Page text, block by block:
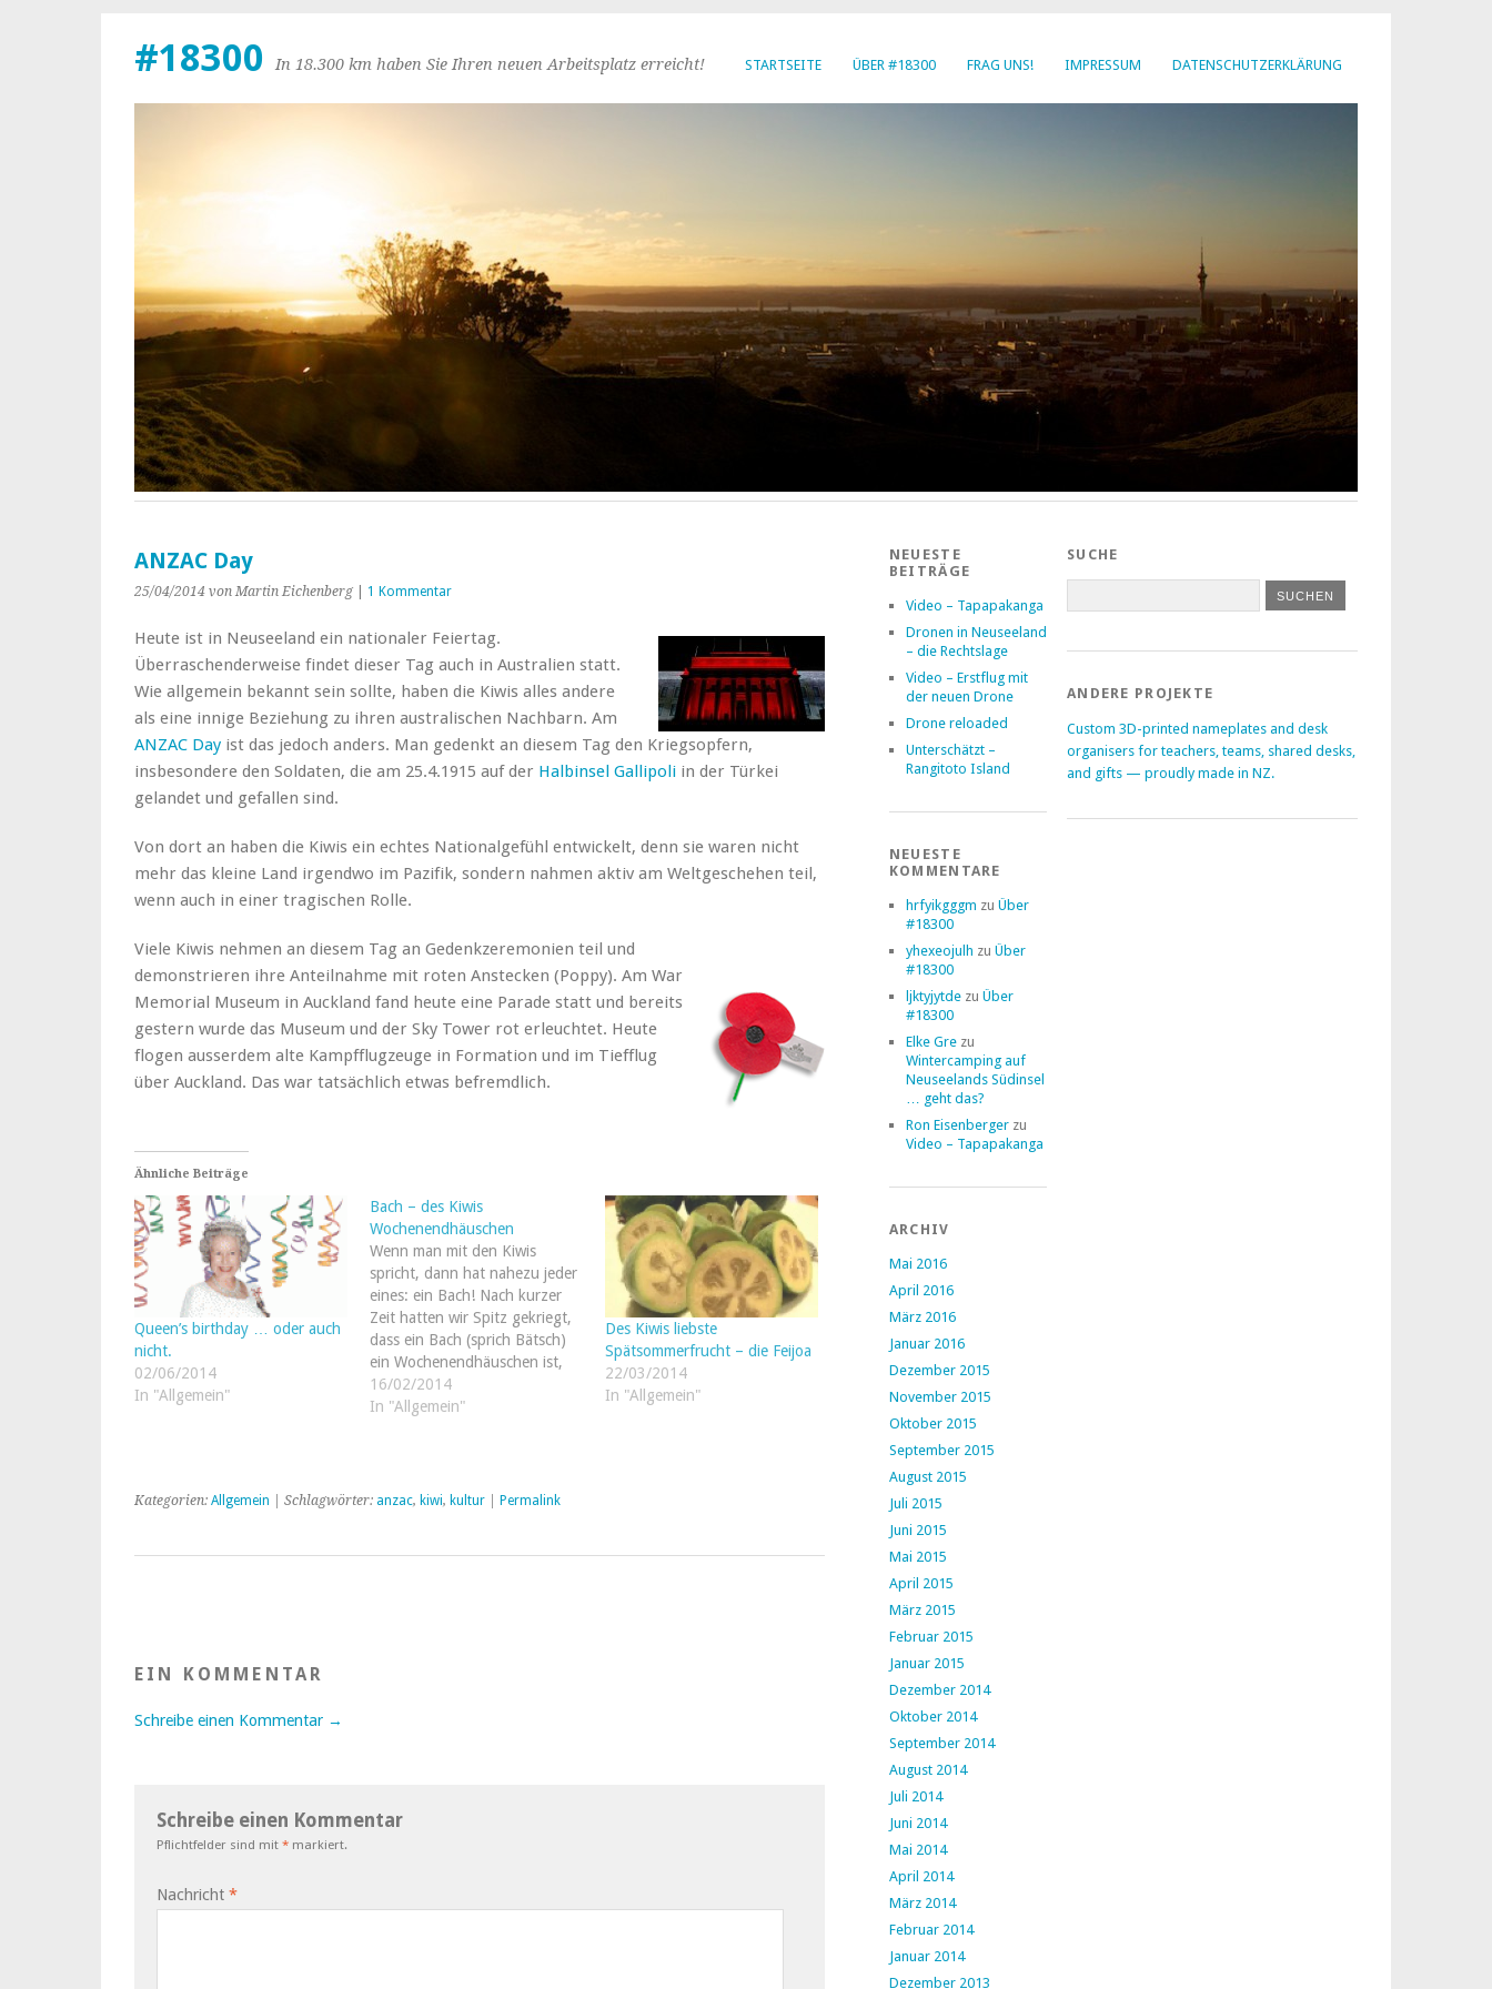
STARTSEITE ÜBER #18300 FRAG UNS! IMPRESSUM DATENSCHUTZERKLÄRUNG
#18300 In 18.300 km haben Sie Ihren neuen Arbeitsplatz erreicht!
ANZAC Day
25/04/2014 von Martin Eichenberg 1 Kommentar
Heute ist in Neuseeland ein nationaler Feiertag.
Überraschenderweise findet dieser Tag auch in Australien statt.
Wie allgemein bekannt sein sollte, haben die Kiwis alles andere
als eine innige Beziehung zu ihren australischen Nachbarn. Am
ANZAC Day ist das jedoch anders. Man gedenkt an diesem Tag den Kriegsopfern,
insbesondere den Soldaten, die am 25.4.1915 auf der Halbinsel Gallipoli in der Türkei
gelandet und gefallen sind.
Von dort an haben die Kiwis ein echtes Nationalgefühl entwickelt, denn sie waren nicht
mehr das kleine Land irgendwo im Pazifik, sondern nahmen aktiv am Weltgeschehen teil,
wenn auch in einer tragischen Rolle.
Viele Kiwis nehmen an diesem Tag an Gedenkzeremonien teil und
demonstrieren ihre Anteilnahme mit roten Anstecken (Poppy). Am War
Memorial Museum in Auckland fand heute eine Parade statt und bereits
gestern wurde das Museum und der Sky Tower rot erleuchtet. Heute
flogen ausserdem alte Kampfflugzeuge in Formation und im Tiefflug
über Auckland. Das war tatsächlich etwas befremdlich.
Ähnliche Beiträge
Queen’s birthday … oder auch
nicht.
02/06/2014
In "Allgemein"
Bach – des Kiwis
Wochenendhäuschen
Wenn man mit den Kiwis
spricht, dann hat nahezu jeder
eines: ein Bach! Nach kurzer
Zeit hatten wir Spitz gekriegt,
dass ein Bach (sprich Bätsch)
ein Wochenendhäuschen ist,
das sich vorzugsweise in
Strandnähe befindet, was ja in
16/02/2014
In "Allgemein"
Des Kiwis liebste
Spätsommerfrucht – die Feijoa
22/03/2014
In "Allgemein"
Kategorien: Allgemein | Schlagwörter: anzac, kiwi, kultur Permalink
EIN KOMMENTAR
Schreibe einen Kommentar →
Schreibe einen Kommentar
Pflichtfelder sind mit * markiert.
Nachricht *
NEUESTE
BEITRÄGE
Video – Tapapakanga
Dronen in Neuseeland
– die Rechtslage
Video – Erstflug mit
der neuen Drone
Drone reloaded
Unterschätzt –
Rangitoto Island
NEUESTE
KOMMENTARE
hrfyikgggm zu Über
#18300
yhexeojulh zu Über
#18300
ljktyjytdezu Über
#18300
Elke Grezu
Wintercamping auf
Neuseelands Südinsel
… geht das?
Ron Eisenbergerzu
Video – Tapapakanga
ARCHIV
Mai 2016
April 2016
März 2016
Januar 2016
Dezember 2015
November 2015
Oktober 2015
September 2015
August 2015
Juli 2015
Juni 2015
Mai 2015
April 2015
März 2015
Februar 2015
Januar 2015
Dezember 2014
Oktober 2014
September 2014
August 2014
Juli 2014
Juni 2014
Mai 2014
April 2014
März 2014
Februar 2014
Januar 2014
Dezember 2013
SUCHE
ANDERE PROJEKTE
Custom 3D-printed nameplates and desk
organisers for teachers, teams, shared desks,
and gifts — proudly made in NZ.